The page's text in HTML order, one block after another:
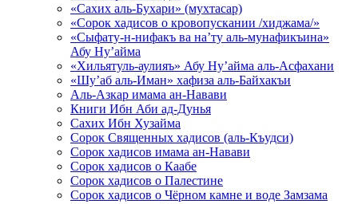
«Сахих аль-Бухари» (мухтасар)
«Сорок хадисов о кровопускании /хиджама/»
«Сыфату-н-нифакъ ва на’ту аль-мунафикъина»
Абу Ну’айма
«Хильятуль-аулияъ» Абу Ну’айма аль-Асфахани
«Шу’аб аль-Иман» хафиза аль-Байхакъи
Аль-Азкар имама ан-Навави
Книги Ибн Аби ад-Дунья
Сахих Ибн Хузайма
Сорок Священных хадисов (аль-Къудси)
Сорок хадисов имама ан-Навави
Сорок хадисов о Каабе
Сорок хадисов о Палестине
Сорок хадисов о Чёрном камне и воде Замзама